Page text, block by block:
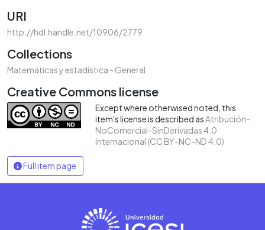
URI
http://hdl.handle.net/10906/2779
Collections
Matemáticas y estadística - General
Creative Commons license
Except where otherwised noted, this
item's license is described asAtribución-
NoComercial-SinDerivadas 4.0
Internacional (CC BY-NC-ND 4.0)
Full item page